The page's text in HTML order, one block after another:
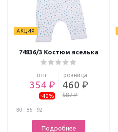
АКЦИЯ
74836/3 Костюм яселька
опт
354 ₽
-40%
розница
460 ₽
587 ₽
80 86 92
Подробнее